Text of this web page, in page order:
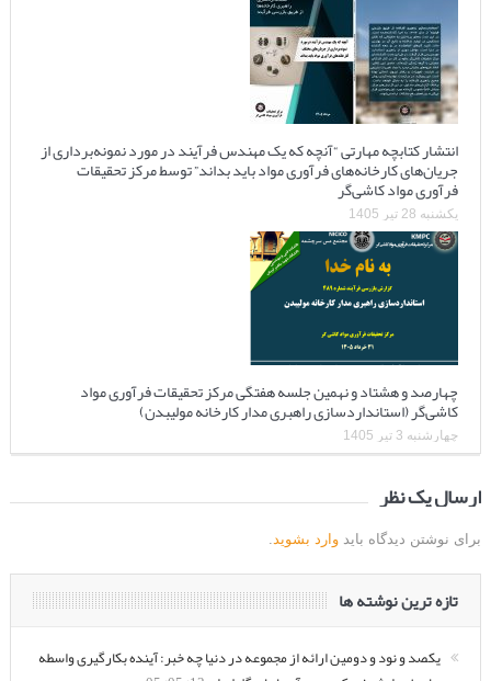
انتشار کتابچه مهارتی “آنچه که یک مهندس فرآیند در مورد نمونه‌برداری از
جریان‌های کارخانه‌های فرآوری مواد باید بداند” توسط مرکز تحقیقات
فرآوری مواد کاشی‌گر
یکشنبه 28 تیر 1405
چهارصد و هشتاد و نهمین جلسه هفتگی مرکز تحقیقات فرآوری مواد
کاشی‌گر (استانداردسازی راهبری مدار کارخانه مولیبدن)
چهارشنبه 3 تیر 1405
ارسال یک نظر
برای نوشتن دیدگاه باید وارد بشوید
تازه ترین نوشته ها
یکصد و نود و دومین ارائه از مجموعه در دنیا چه خبر: آینده بکارگیری واسطه